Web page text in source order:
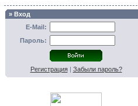
» Вход
E-Mail:
Пароль:
Регистрация| Забыли пароль?